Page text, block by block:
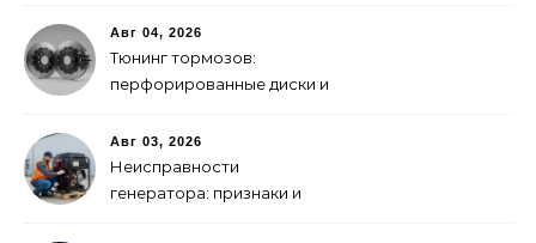
Авг 04, 2026
Тюнинг тормозов:
перфорированные диски и
суппорты
Авг 03, 2026
Неисправности
генератора: признаки и